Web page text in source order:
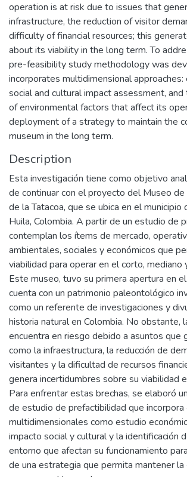
operation is at risk due to issues that
infrastructure, the reduction of visitor
difficulty of financial resources; this
about its viability in the long term. To
pre-feasibility study methodology was
incorporates multidimensional approaches:
social and cultural impact assessment,
of environmental factors that affect its
deployment of a strategy to maintain the
museum in the long term.
Description
Esta investigación tiene como objetivo
de continuar con el proyecto del Museo
de la Tatacoa, que se ubica en el municipio
Huila, Colombia. A partir de un estudio de
contemplan los ítems de mercado,
ambientales, sociales y económicos que
viabilidad para operar en el corto, mediano
Este museo, tuvo su primera apertura en
cuenta con un patrimonio paleontológico
como un referente de investigaciones y
historia natural en Colombia. No obstante,
encuentra en riesgo debido a asuntos que
como la infraestructura, la reducción de
visitantes y la dificultad de recursos
genera incertidumbres sobre su viabilidad
Para enfrentar estas brechas, se elaboró
de estudio de prefactibilidad que incorpora
multidimensionales como estudio
impacto social y cultural y la identificación
entorno que afectan su funcionamiento
de una estrategia que permita mantener